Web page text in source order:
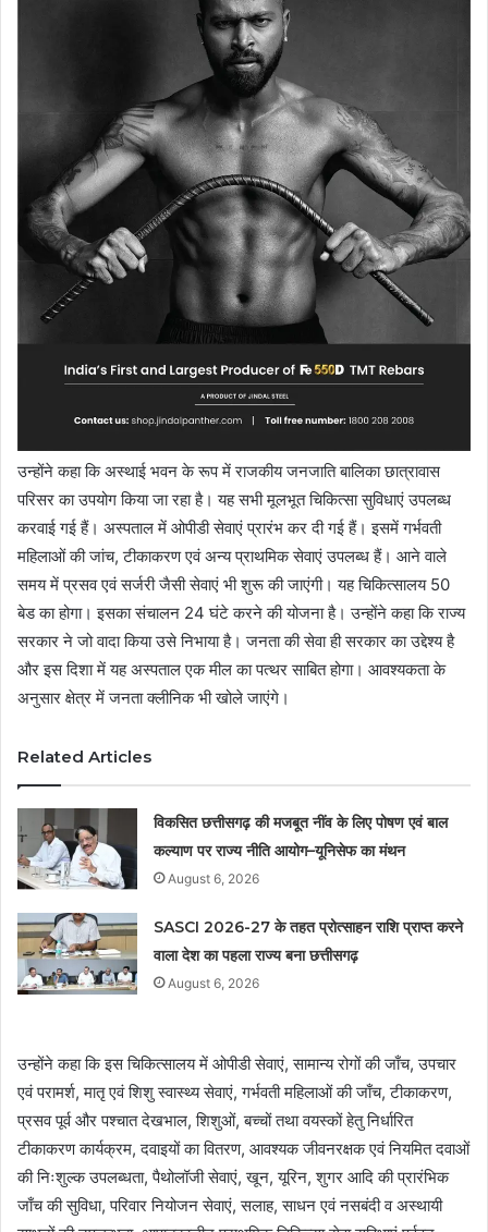
उन्होंने कहा कि अस्थाई भवन के रूप में राजकीय जनजाति बालिका छात्रावास
परिसर का उपयोग किया जा रहा है। यह सभी मूलभूत चिकित्सा सुविधाएं उपलब्ध
करवाई गई हैं। अस्पताल में ओपीडी सेवाएं प्रारंभ कर दी गई हैं। इसमें गर्भवती
महिलाओं की जांच, टीकाकरण एवं अन्य प्राथमिक सेवाएं उपलब्ध हैं। आने वाले
समय में प्रसव एवं सर्जरी जैसी सेवाएं भी शुरू की जाएंगी। यह चिकित्सालय 50
बेड का होगा। इसका संचालन 24 घंटे करने की योजना है। उन्होंने कहा कि राज्य
सरकार ने जो वादा किया उसे निभाया है। जनता की सेवा ही सरकार का उद्देश्य है
और इस दिशा में यह अस्पताल एक मील का पत्थर साबित होगा। आवश्यकता के
अनुसार क्षेत्र में जनता क्लीनिक भी खोले जाएंगे।
Related Articles
विकसित छत्तीसगढ़ की मजबूत नींव के लिए पोषण एवं बाल
कल्याण पर राज्य नीति आयोग–यूनिसेफ का मंथन
August 6, 2026
SASCI 2026-27 के तहत प्रोत्साहन राशि प्राप्त करने
वाला देश का पहला राज्य बना छत्तीसगढ़
August 6, 2026
उन्होंने कहा कि इस चिकित्सालय में ओपीडी सेवाएं, सामान्य रोगों की जाँच, उपचार
एवं परामर्श, मातृ एवं शिशु स्वास्थ्य सेवाएं, गर्भवती महिलाओं की जाँच, टीकाकरण,
प्रसव पूर्व और पश्चात देखभाल, शिशुओं, बच्चों तथा वयस्कों हेतु निर्धारित
टीकाकरण कार्यक्रम, दवाइयों का वितरण, आवश्यक जीवनरक्षक एवं नियमित दवाओं
की निःशुल्क उपलब्धता, पैथोलॉजी सेवाएं, खून, यूरिन, शुगर आदि की प्रारंभिक
जाँच की सुविधा, परिवार नियोजन सेवाएं, सलाह, साधन एवं नसबंदी व अस्थायी